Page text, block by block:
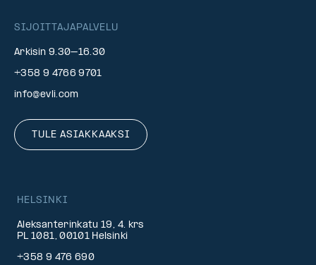
SIJOITTAJAPALVELU
Arkisin 9.30–16.30
+358 9 4766 9701
info@evli.com
TULE ASIAKKAAKSI
HELSINKI
Aleksanterinkatu 19, 4. krs
PL 1081, 00101 Helsinki
+358 9 476 690